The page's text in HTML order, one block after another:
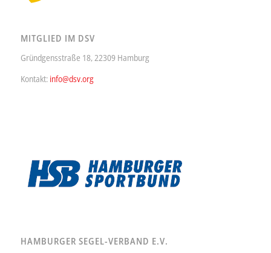
MITGLIED IM DSV
Gründgensstraße 18, 22309 Hamburg
Kontakt: info@dsv.org
HAMBURGER SEGEL-VERBAND E.V.